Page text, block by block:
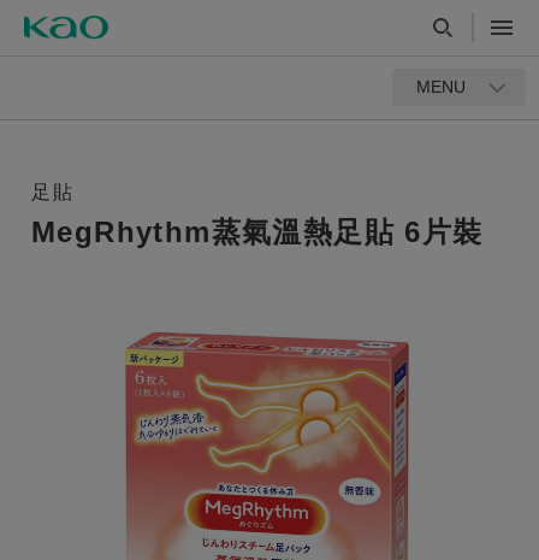
MENU
足貼
MegRhythm蒸氣溫熱足貼 6片裝